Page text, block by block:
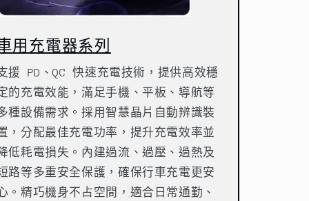
用充電器系列
援 PD、QC 快速充電技術，提供高效穩
的充電效能，滿足手機、平板、導航等
種設備需求。採用智慧晶片自動辨識裝
，分配最佳充電功率，提升充電效率並
低耗電損失。內建過流、過壓、過熱及
路等多重安全保護，確保行車充電更安
。精巧機身不占空間，適合日常通勤、